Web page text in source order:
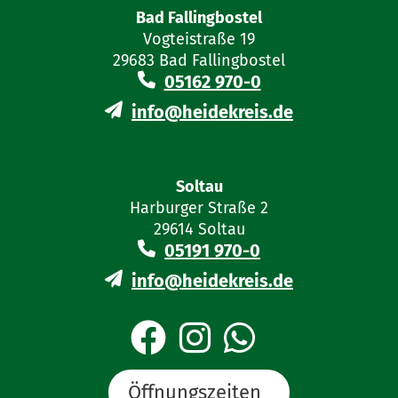
Bad Fallingbostel
Vogteistraße 19
29683 Bad Fallingbostel
05162 970-0
info@heidekreis.de
Soltau
Harburger Straße 2
29614 Soltau
05191 970-0
info@heidekreis.de
Öffnungszeiten